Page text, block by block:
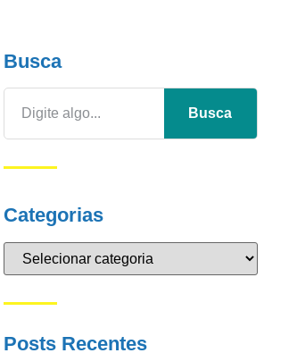
Busca
Busca
Categorias
Posts Recentes